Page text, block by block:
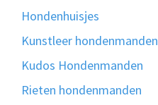
Hondenhuisjes
Kunstleer hondenmanden
Kudos Hondenmanden
Rieten hondenmanden